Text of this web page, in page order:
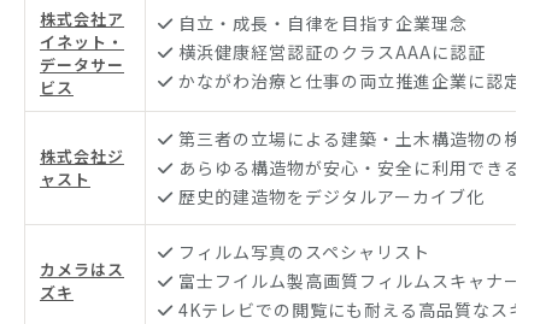
株式会社ア
イネット・
データサー
ビス
自立・成長・自律を目指す企業理念
横浜健康経営認証のクラスAAAに認証
かながわ治療と仕事の両立推進企業に認定
株式会社ジ
ャスト
第三者の立場による建築・土木構造物の検査
あらゆる構造物が安心・安全に利用できる
歴史的建造物をデジタルアーカイブ化
カメラはス
ズキ
フィルム写真のスペシャリスト
富士フイルム製高画質フィルムスキャナー
4Kテレビでの閲覧にも耐える高品質なスキ